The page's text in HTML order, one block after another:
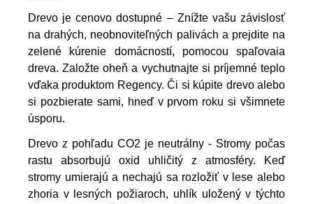
Drevo je cenovo dostupné – Znížte vašu závislosť
na drahých, neobnoviteľných palivách a prejdite na
zelené kúrenie domácností, pomocou spaľovaia
dreva. Založte oheň a vychutnajte si príjemné teplo
vďaka produktom Regency. Či si kúpite drevo alebo
si pozbierate sami, hneď v prvom roku si všimnete
úsporu.
Drevo z pohľadu CO2 je neutrálny - Stromy počas
rastu absorbujú oxid uhličitý z atmosféry. Keď
stromy umierajú a nechajú sa rozložiť v lese alebo
zhoria v lesných požiaroch, uhlík uložený v týchto